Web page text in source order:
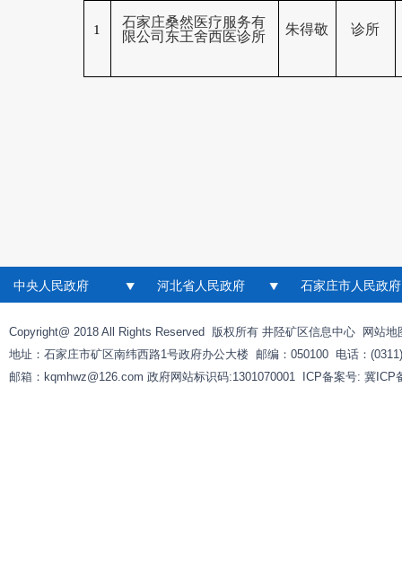
1
石家庄桑然医疗服务有
限公司东王舍西医诊所
朱得敬 诊所